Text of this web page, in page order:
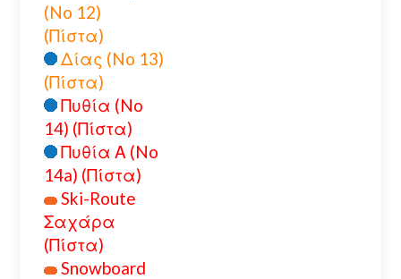
(No 12)
(Πίστα)
Δίας (No 13)
(Πίστα)
Πυθία (No
14) (Πίστα)
Πυθία Α (No
14a) (Πίστα)
Ski-Route
Σαχάρα
(Πίστα)
Snowboard